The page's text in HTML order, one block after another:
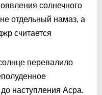
солнечного
отдельный намаз, а
считается
перевалило
наступления Асра.